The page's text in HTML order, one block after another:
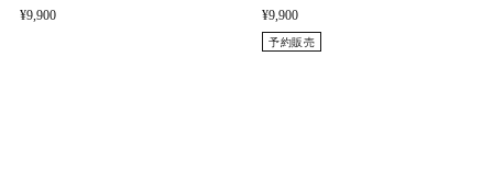
¥9,900
¥9,900
予約販売